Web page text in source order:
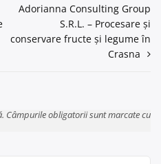
Adorianna Consulting Group
S.R.L. – Procesare și
conservare fructe și legume în
Crasna
Câmpurile obligatorii sunt marcate cu